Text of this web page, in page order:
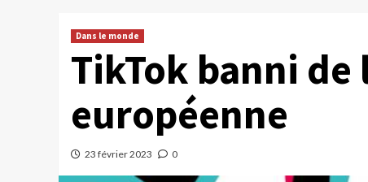
Dans le monde
TikTok banni de
européenne
23 février 2023 0